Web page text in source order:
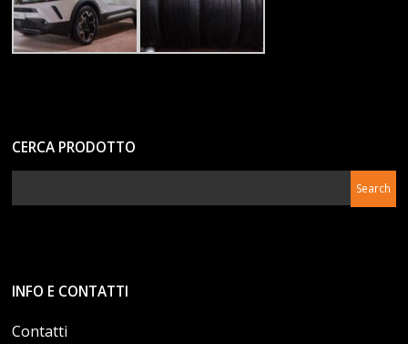
CERCA PRODOTTO
INFO E CONTATTI
Contatti